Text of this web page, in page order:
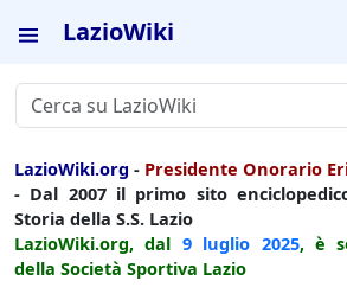
LazioWiki
LazioWiki.org - Presidente Onorario
- Dal 2007 il primo sito
Storia della S.S. Lazio
LazioWiki.org, dal 9 luglio 2025, è
della Società Sportiva Lazio